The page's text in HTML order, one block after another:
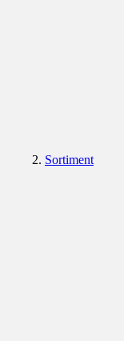
Sortiment